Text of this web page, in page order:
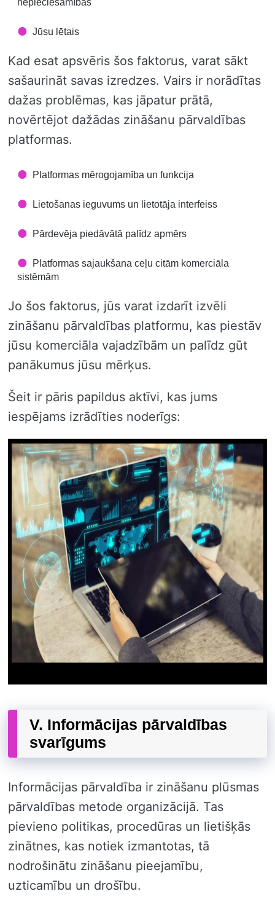
Jūsu lētais
Kad esat apsvēris šos faktorus, varat sākt
sašaurināt savas izredzes. Vairs ir norādītas
dažas problēmas, kas jāpatur prātā,
novērtējot dažādas zināšanu pārvaldības
platformas.
Platformas mērogojamība un funkcija
Lietošanas ieguvums un lietotāja interfeiss
Pārdevēja piedāvātā palīdz apmērs
Platformas sajaukšana ceļu citām komerciāla
sistēmām
Jo šos faktorus, jūs varat izdarīt izvēli
zināšanu pārvaldības platformu, kas piestāv
jūsu komerciāla vajadzībām un palīdz gūt
panākumus jūsu mērķus.
Šeit ir pāris papildus aktīvi, kas jums
iespējams izrādīties noderīgs:
V. Informācijas pārvaldības
svarīgums
Informācijas pārvaldība ir zināšanu plūsmas
pārvaldības metode organizācijā. Tas
pievieno politikas, procedūras un lietišķās
zinātnes, kas notiek izmantotas, tā
nodrošinātu zināšanu pieejamību,
uzticamību un drošību.